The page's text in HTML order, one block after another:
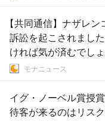
【共同通信】ナザレ
訴訟を起こされまし
ければ気が済むでしょ
モナニュース
イグ・ノーベル賞授
待客が来るのはリス